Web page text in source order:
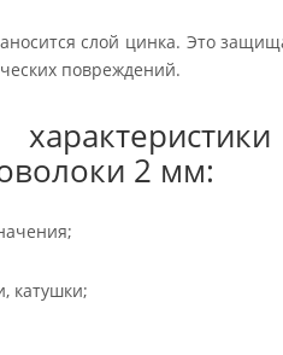
слой цинка. Это
повреждений.
2 мм:
катушки;